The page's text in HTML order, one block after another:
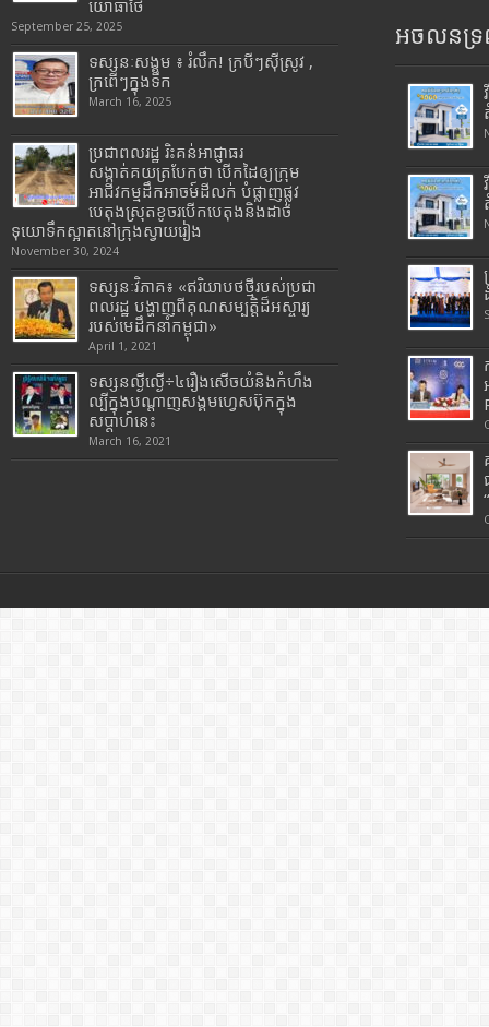
យោធាថៃ
September 25, 2025
ទស្សនៈសង្គម ៖ រំលឹក! ក្របីៗស៊ីស្រូវ ,
ក្រពើៗក្នុងទឹក
March 16, 2025
ប្រជាពលរដ្ឋ រិះគន់អាជ្ញាធរ
សង្កាត់គយត្របែកថា បើកដៃឲ្យក្រុម
អាជីវកម្មដឹកអាចម៍ដីលក់ បំផ្លាញផ្លូវ
បេតុងស្រុតខូចរបើកបេតុងនិងដាច់
ទុយោទឹកស្អាតនៅក្រុងស្វាយរៀង
November 30, 2024
ទស្សនៈវិភាគ៖ «ឥរិយាបថថ្មីរបស់ប្រជា
ពលរដ្ឋ បង្ហាញពីគុណសម្បត្តិដ៏អស្ចារ្យ
របស់មេដឹកនាំកម្ពុជា»
April 1, 2021
ទស្សនល្ងីល្ងើ÷៤រឿងសើចយំនិងកំហឹង
ល្បីក្នុងបណ្តាញសង្គមហ្វេសប៊ុកក្នុង
សប្តាហ៍នេះ
March 16, 2021
អចលនទ្រ